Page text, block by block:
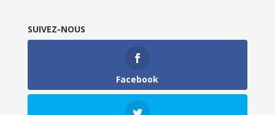
SUIVEZ-NOUS
Facebook